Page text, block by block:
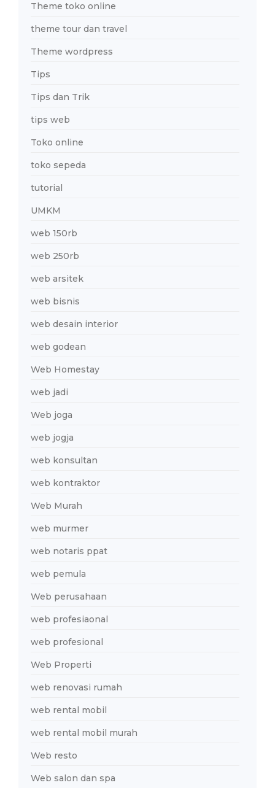
Theme toko online
theme tour dan travel
Theme wordpress
Tips
Tips dan Trik
tips web
Toko online
toko sepeda
tutorial
UMKM
web 150rb
web 250rb
web arsitek
web bisnis
web desain interior
web godean
Web Homestay
web jadi
Web joga
web jogja
web konsultan
web kontraktor
Web Murah
web murmer
web notaris ppat
web pemula
Web perusahaan
web profesiaonal
web profesional
Web Properti
web renovasi rumah
web rental mobil
web rental mobil murah
Web resto
Web salon dan spa